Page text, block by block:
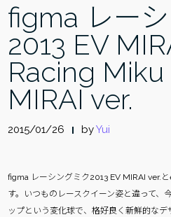
figma レー
2013 EV
Racing Miku
MIRAI ver.
2015/01/26 byYui
figma レーシングミク2013 EV MIRAI ver.
す。いつものレースクイーン姿と違って、
ップという変化球で、格好良く新鮮的なデ